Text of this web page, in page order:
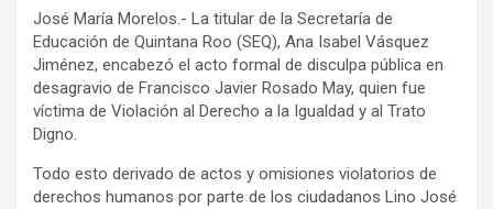
José María Morelos.- La titular de la Secretaría de
Educación de Quintana Roo (SEQ), Ana Isabel Vásquez
Jiménez, encabezó el acto formal de disculpa pública en
desagravio de Francisco Javier Rosado May, quien fue
víctima de Violación al Derecho a la Igualdad y al Trato
Digno.
Todo esto derivado de actos y omisiones violatorios de
derechos humanos por parte de los ciudadanos Lino José